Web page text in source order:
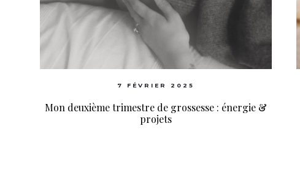
7 FÉVRIER 2025
Mon deuxième trimestre de grossesse : énergie &
projets